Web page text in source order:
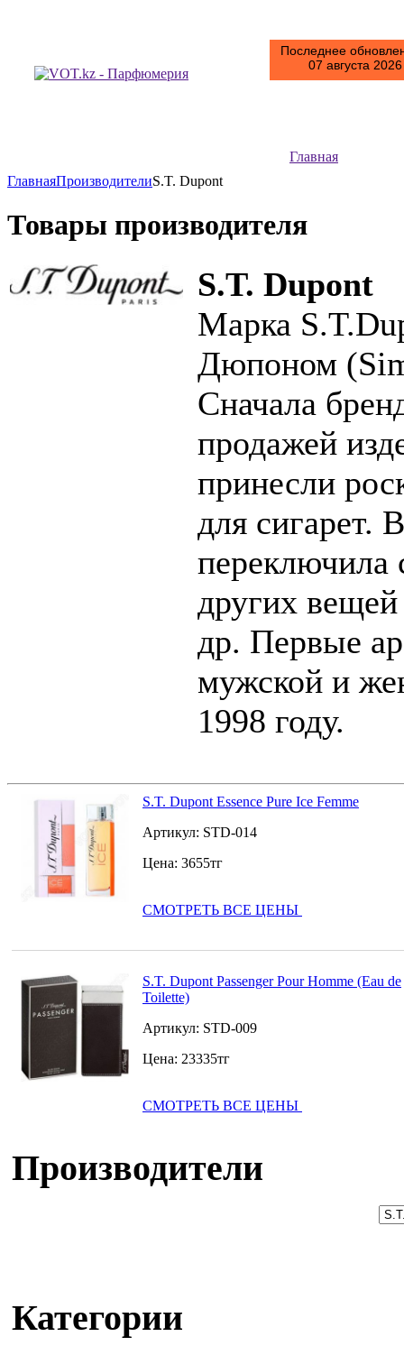
Последнее
07 августа
Главная
ГлавнаяПроизводителиS.T. Dupont
Товары производителя
S.T. Dupont
Марка
Дюпоном
Сначала
продажей
принесли
для сигарет.
переключила
других
др. Первые
мужской и
1998 году.
S.T. Dupont Essence Pure Ice Femme
Артикул: STD-014
Цена: 3655тг
СМОТРЕТЬ ВСЕ ЦЕНЫ
S.T. Dupont Passenger Pour Homme (Eau de
Toilette)
Артикул: STD-009
Цена: 23335тг
СМОТРЕТЬ ВСЕ ЦЕНЫ
Производители
Категории